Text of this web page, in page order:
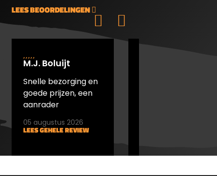
LEES BEOORDELINGEN
M.J. Boluijt
Snelle bezorging en
goede prijzen, een
aanrader
LEES GEHELE REVIEW
05 augustus 2026